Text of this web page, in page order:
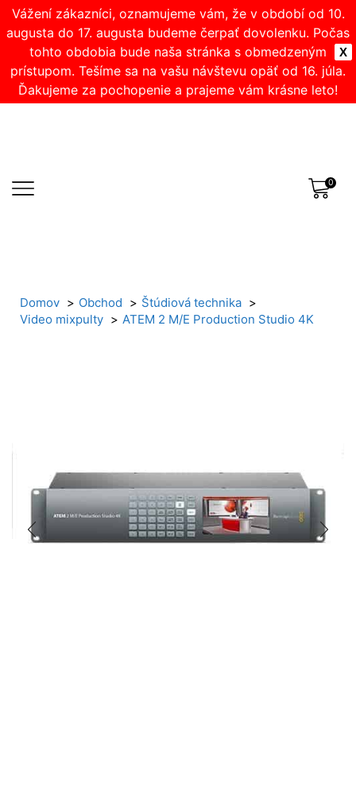
X
Vážení zákazníci, oznamujeme vám, že v období od 10.
augusta do 17. augusta budeme čerpať dovolenku. Počas
tohto obdobia bude naša stránka s obmedzeným
prístupom. Tešíme sa na vašu návštevu opäť od 16. júla.
Ďakujeme za pochopenie a prajeme vám krásne leto!
0
Domov Obchod
Štúdiová technika
Video mixpulty
ATEM 2 M/E Production Studio 4K